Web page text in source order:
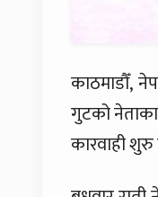
काठमाडौँ,
गुटको
कारवाही